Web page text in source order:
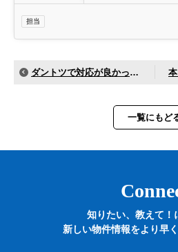
担当
ダントツで対応が良かったです。 本
一覧にもど
知りたい、教えて！
新しい物件情報をより早